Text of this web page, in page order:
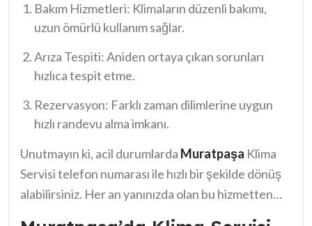
müdahale ederek, performanslarını artırır. Ancak
bu süreçte, müşterilerin kaliteli hizmet alması
oldukça önemlidir. İşteMuratpaşaKlima
Servisi’nin sunduğu temel hizmetler:
Bakım Hizmetleri: Klimaların düzenli bakımı,
uzun ömürlü kullanım sağlar.
Arıza Tespiti: Aniden ortaya çıkan sorunları
hızlıca tespit etme.
Rezervasyon: Farklı zaman dilimlerine uygun
hızlı randevu alma imkanı.
Unutmayın ki, acil durumlarda Muratpaşa Klima
Servisi telefon numarası ile hızlı bir şekilde dönüş
alabilirsiniz. Her an yanınızda olan bu hizmetten